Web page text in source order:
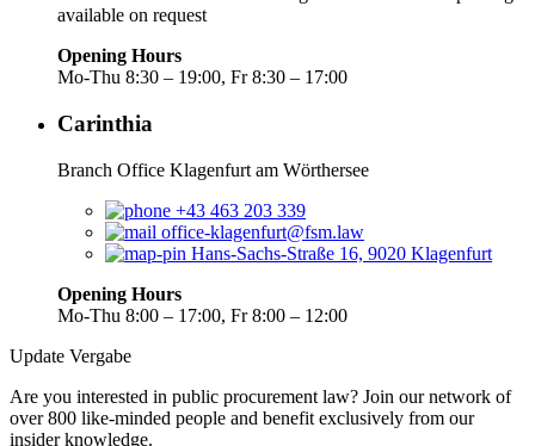
available on request
Opening Hours
Mo-Thu 8:30 – 19:00, Fr 8:30 – 17:00
Carinthia
Branch Office Klagenfurt am Wörthersee
+43 463 203 339
office-klagenfurt@fsm.law
Hans-Sachs-Straße 16, 9020 Klagenfurt
Opening Hours
Mo-Thu 8:00 – 17:00, Fr 8:00 – 12:00
Update Vergabe
Are you interested in public procurement law? Join our network of
over 800 like-minded people and benefit exclusively from our
insider knowledge.